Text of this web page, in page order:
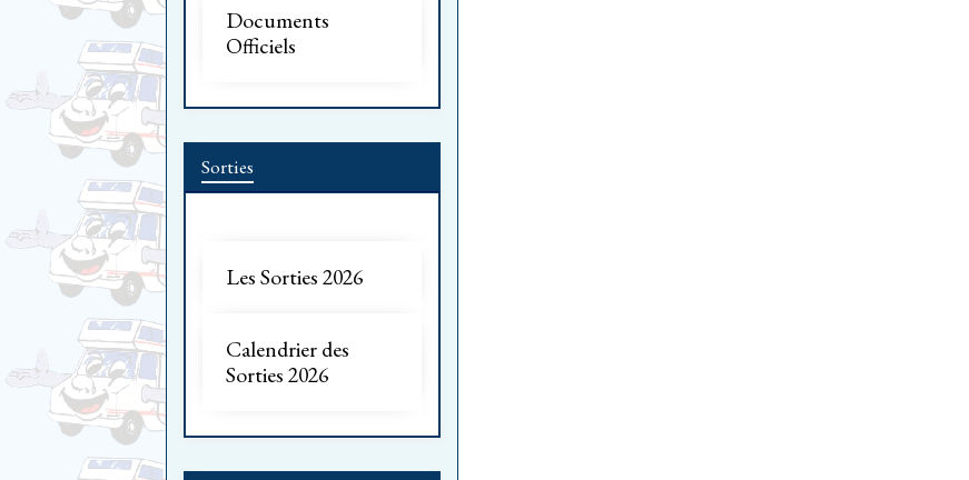
Documents
Officiels
Sorties
Les Sorties 2026
Calendrier des
Sorties 2026